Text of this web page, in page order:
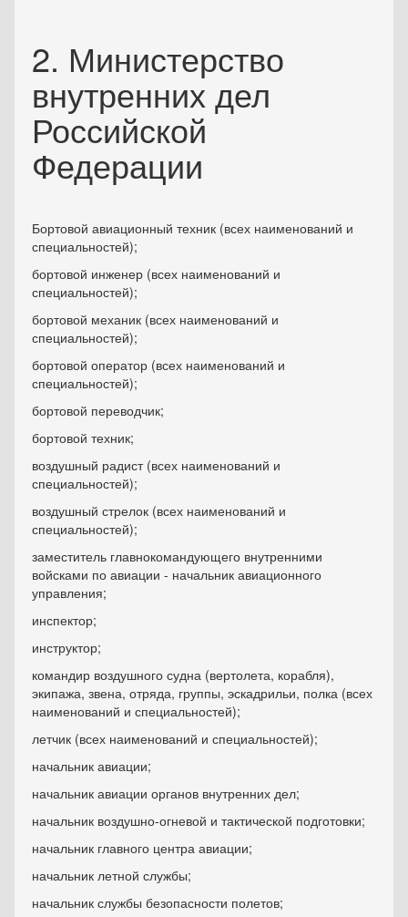
2. Министерство
внутренних дел
Российской
Федерации
Бортовой авиационный техник (всех наименований и
специальностей);
бортовой инженер (всех наименований и
специальностей);
бортовой механик (всех наименований и
специальностей);
бортовой оператор (всех наименований и
специальностей);
бортовой переводчик;
бортовой техник;
воздушный радист (всех наименований и
специальностей);
воздушный стрелок (всех наименований и
специальностей);
заместитель главнокомандующего внутренними
войсками по авиации - начальник авиационного
управления;
инспектор;
инструктор;
командир воздушного судна (вертолета, корабля),
экипажа, звена, отряда, группы, эскадрильи, полка (всех
наименований и специальностей);
летчик (всех наименований и специальностей);
начальник авиации;
начальник авиации органов внутренних дел;
начальник воздушно-огневой и тактической подготовки;
начальник главного центра авиации;
начальник летной службы;
начальник службы безопасности полетов;